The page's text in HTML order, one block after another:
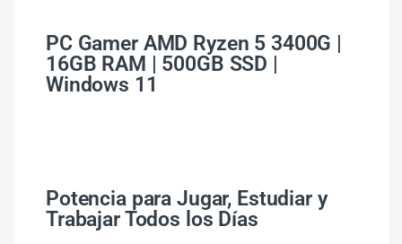
PC Gamer AMD Ryzen 5 3400G |
16GB RAM | 500GB SSD |
Windows 11
Potencia para Jugar, Estudiar y
Trabajar Todos los Días